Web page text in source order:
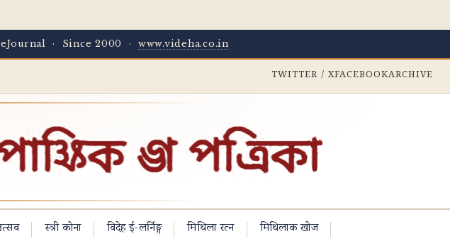
· Since 2000 · www.videha.co.in
TWITTER / XFACEBOOKARCHIVE
स्त्री कोना विदेह ई-लर्निङ्ग मिथिला रत्न मिथिलाक खोज